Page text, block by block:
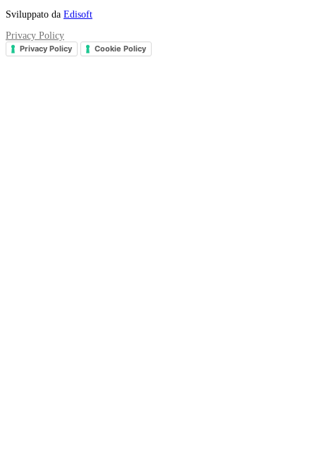
Sviluppato da Edisoft
Privacy Policy
Privacy Policy Cookie Policy